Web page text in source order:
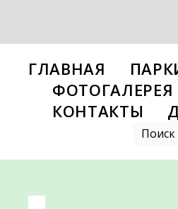
ГЛАВНАЯ
ФОТОГАЛЕРЕЯ
КОНТАКТЫ